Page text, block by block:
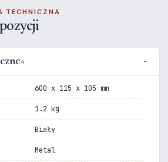
TECHNICZNA
4
600 x 115 x 105 mm
1.2 kg
Biały
Metal